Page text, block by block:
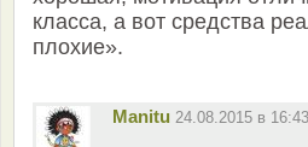
класса, а вот средства
плохие».
Manitu 24.08.2015 в